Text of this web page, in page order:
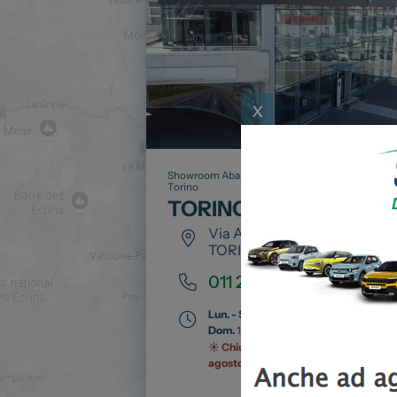
Showroom Abarth, Fiat, Lancia e Leapmotor a
Torino
TORINO
Via Ala di Stura, 84
TORINO
011 2251711
Lun. - Sab.
Dom.10:00 – 12:00 | 15:00 – 19:30
☀️ Chiusi tutte le domeniche di luglio
agosto e dal 12/08 al 19/08 compresi.
x